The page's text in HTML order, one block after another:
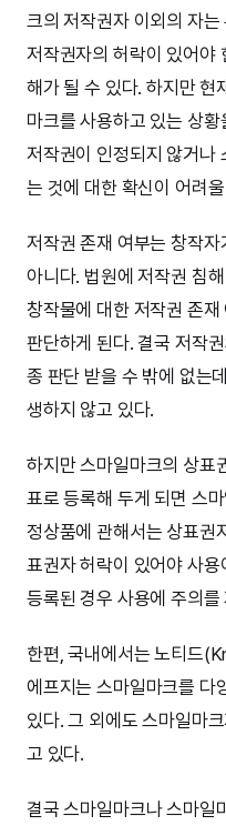
크의 저작권자 이외의 자
저작권자의 허락이 있어야
해가 될 수 있다. 하지만 현
마크를 사용하고 있는 상
저작권이 인정되지 않거나
는 것에 대한 확신이 어려
저작권 존재 여부는 창작
아니다. 법원에 저작권 침
창작물에 대한 저작권 존
판단하게 된다. 결국 저작
종 판단 받을 수 밖에 없는
생하지 않고 있다.
하지만 스마일마크의 상표
표로 등록해 두게 되면 스
정상품에 관해서는 상표권
표권자 허락이 있어야 사
등록된 경우 사용에 주의를
한편, 국내에서는 노티드
에프지는 스마일마크를 다
있다. 그 외에도 스마일마
고 있다.
결국 스마일마크나 스마일